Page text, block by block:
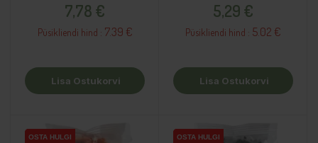
7,78 €
Püsikliendi hind : 7.39 €
Lisa Ostukorvi
5,29 €
Püsikliendi hind : 5.02 €
Lisa Ostukorvi
OSTA HULGI
OSTA HULGI OSTA HULGI
OSTA HULGI